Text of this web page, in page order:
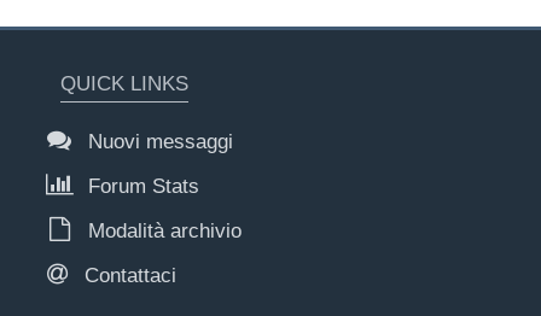
QUICK LINKS
Nuovi messaggi
Forum Stats
Modalità archivio
Contattaci